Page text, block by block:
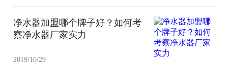
净水器加盟哪个牌子好？如何考
察净水器厂家实力
2019/10/29